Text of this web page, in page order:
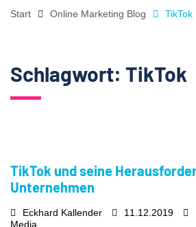
Start Online Marketing Blog TikTok
Schlagwort: TikTok
TikTok und seine
Unternehmen
Eckhard Kallender 11.12.2019
Media